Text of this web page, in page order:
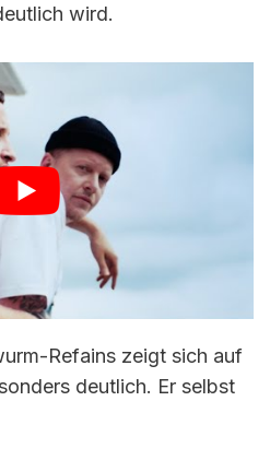
wird.
Refains zeigt sich auf
deutlich. Er selbst